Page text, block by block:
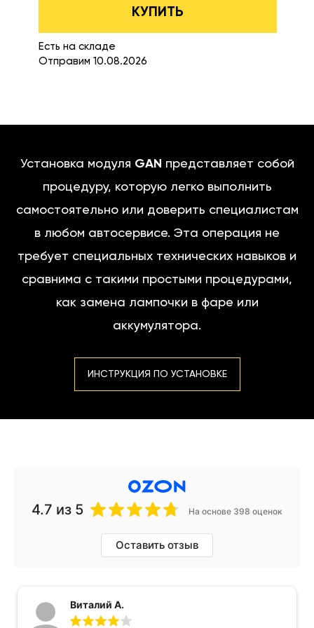
КУПИТЬ
Есть на складе
Отправим 10.08.2026
Установка модуля GAN представляет собой
процедуру, которую легко выполнить
самостоятельно или доверить специалистам
в любом автосервисе. Эта операция не
требует специальных технических навыков и
сравнима с такими простыми процедурами,
как замена лампочки в фаре или
аккумулятора.
ИНСТРУКЦИЯ ПО УСТАНОВКЕ
4.7 из 5 На основе 398 оценок
Оставить отзыв
Виталий А.